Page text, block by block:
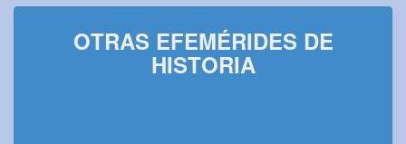
OTRAS EFEMÉRIDES DE
HISTORIA